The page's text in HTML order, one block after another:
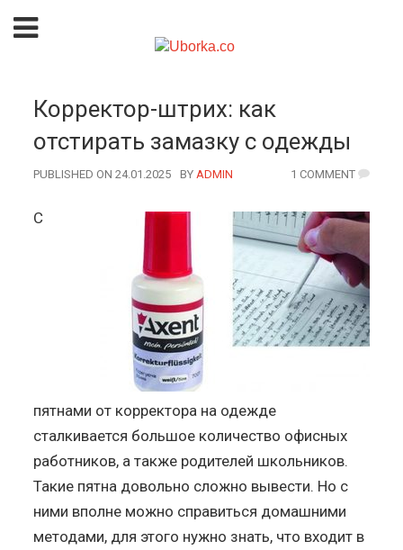
Корректор-штрих: как
отстирать замазку с одежды
PUBLISHED ON 24.01.2025 BY AUTHOR
ADMIN 1 COMMENT
С
пятнами от корректора на одежде
сталкивается большое количество офисных
работников, а также родителей школьников.
Такие пятна довольно сложно вывести. Но с
ними вполне можно справиться домашними
методами, для этого нужно знать, что входит в